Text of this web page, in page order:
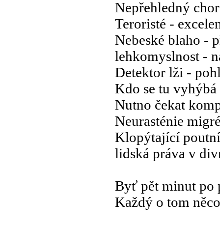
Nepřehledný
Teroristé -
Nebeské blaho -
lehkomyslnost -
Detektor lži -
Kdo se tu
Nutno čekat
Neurasténie
Klopýtající
lidská práva v
Byť pět minut po
Každý o tom